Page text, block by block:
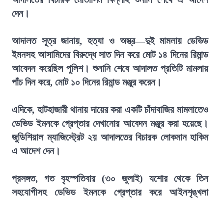
দেন।
আদালত সূত্র জানায়, হত্যা ও অস্ত্র—দুই মামলায় ডেভিড
ইমনসহ আসামিদের বিরুদ্ধে সাত দিন করে মোট ১৪ দিনের রিমান্ড
আবেদন করেছিল পুলিশ। শুনানি শেষে আদালত প্রতিটি মামলায়
পাঁচ দিন করে, মোট ১০ দিনের রিমান্ড মঞ্জুর করেন।
এদিকে, হাটহাজারী থানায় দায়ের করা একটি চাঁদাবাজির মামলাতেও
ডেভিড ইমনকে গ্রেপ্তার দেখানোর আবেদন মঞ্জুর করা হয়েছে।
জুডিশিয়াল ম্যাজিস্ট্রেট ২য় আদালতের বিচারক লোকমান হাকিম
এ আদেশ দেন।
প্রসঙ্গত, গত বৃহস্পতিবার (৩০ জুলাই) যশোর থেকে তিন
সহযোগীসহ ডেভিড ইমনকে গ্রেপ্তার করে আইনশৃঙ্খলা